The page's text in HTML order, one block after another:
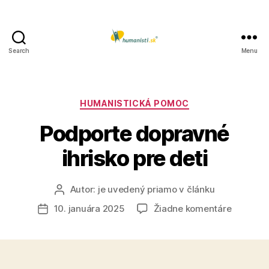
Search Menu
Kategórie
HUMANISTICKÁ POMOC
Podporte dopravné
ihrisko pre deti
Autor
článku
Autor: je uvedený priamo v článku
Dátum
10. januára 2025 Žiadne komentárena